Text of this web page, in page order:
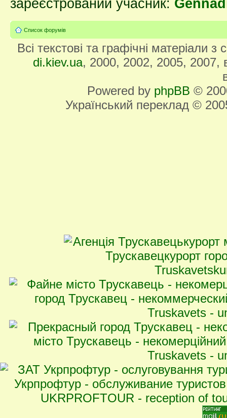
зареєстрований учасник:
Список форумів
Всі текстові та графічні матеріали
di.kiev.ua, 2000, 2002, 2005, 2007,
Powered by phpBB ©
Український переклад ©